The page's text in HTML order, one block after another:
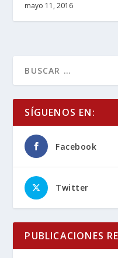
mayo 11, 2016
SÍGUENOS EN:
Facebook
Twitter
PUBLICACIONES